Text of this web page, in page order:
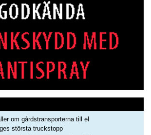
om gårdstransporterna till el
största truckstopp